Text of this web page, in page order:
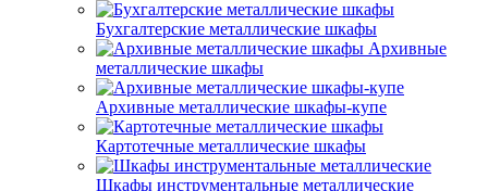
Бухгалтерские металлические шкафы
Архивные
металлические шкафы
Архивные металлические шкафы-купе
Картотечные металлические шкафы
Шкафы инструментальные металлические